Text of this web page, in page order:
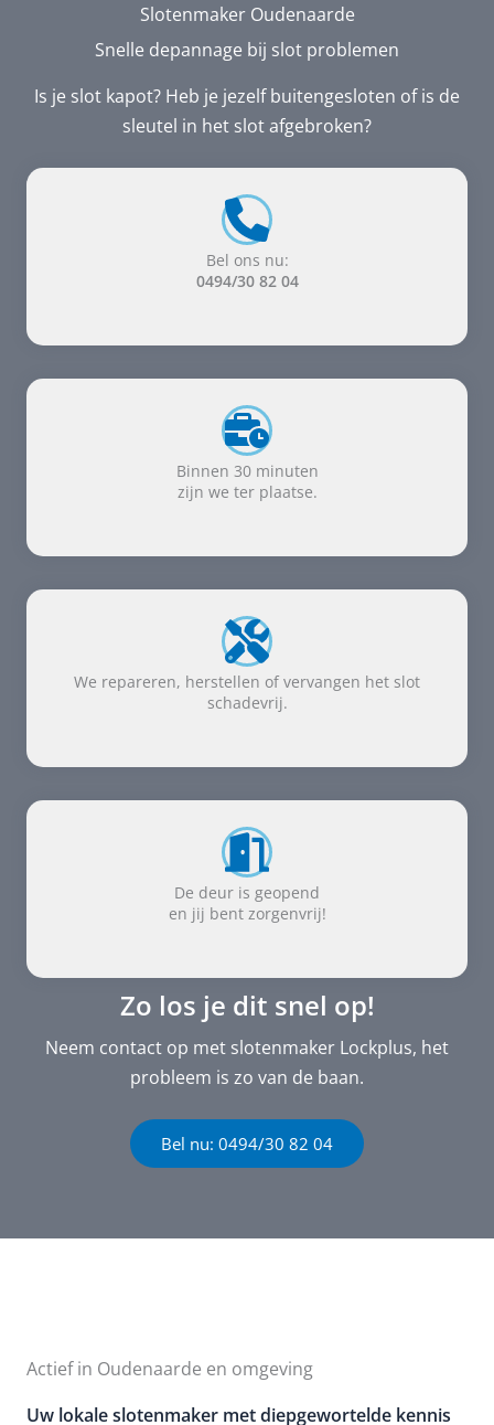
Slotenmaker Oudenaarde
Snelle depannage bij slot problemen
Is je slot kapot? Heb je jezelf buitengesloten of is de
sleutel in het slot afgebroken?
Bel ons nu:
0494/30 82 04
Binnen 30 minuten
zijn we ter plaatse.
We repareren, herstellen of vervangen het slot
schadevrij.
De deur is geopend
en jij bent zorgenvrij!
Zo los je dit snel op!
Neem contact op met slotenmaker Lockplus, het
probleem is zo van de baan.
Bel nu: 0494/30 82 04
Actief in Oudenaarde en omgeving
Uw lokale slotenmaker met diepgewortelde kennis